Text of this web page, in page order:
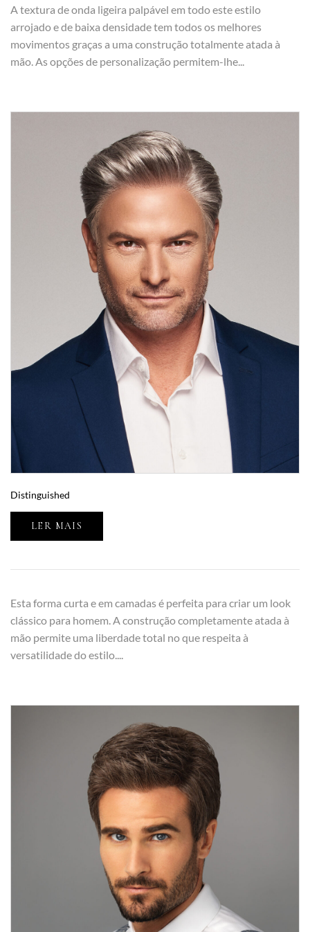
A textura de onda ligeira palpável em todo este estilo
arrojado e de baixa densidade tem todos os melhores
movimentos graças a uma construção totalmente atada à
mão. As opções de personalização permitem-lhe...
Distinguished
LER MAIS
Esta forma curta e em camadas é perfeita para criar um look
clássico para homem. A construção completamente atada à
mão permite uma liberdade total no que respeita à
versatilidade do estilo....